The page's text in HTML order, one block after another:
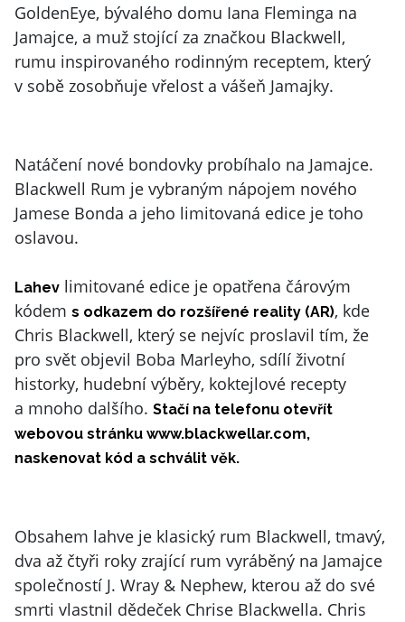
GoldenEye, bývalého domu Iana Fleminga na
Jamajce, a muž stojící za značkou Blackwell,
rumu inspirovaného rodinným receptem, který
v sobě zosobňuje vřelost a vášeň Jamajky.
Natáčení nové bondovky probíhalo na Jamajce.
Blackwell Rum je vybraným nápojem nového
Jamese Bonda a jeho limitovaná edice je toho
oslavou.
Lahev limitované edice je opatřena čárovým
kódem s odkazem do rozšířené reality (AR), kde
Chris Blackwell, který se nejvíc proslavil tím, že
pro svět objevil Boba Marleyho, sdílí životní
historky, hudební výběry, koktejlové recepty
a mnoho dalšího. Stačí na telefonu otevřít
webovou stránku www.blackwellar.com,
naskenovat kód a schválit věk.
Obsahem lahve je klasický rum Blackwell, tmavý,
dva až čtyři roky zrající rum vyráběný na Jamajce
společností J. Wray & Nephew, kterou až do své
smrti vlastnil dědeček Chrise Blackwella. Chris